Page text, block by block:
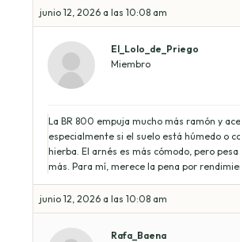
junio 12, 2026 a las 10:08 am
El_Lolo_de_Priego
Miembro
La BR 800 empuja mucho más ramón y
especialmente si el suelo está húmedo o
hierba. El arnés es más cómodo, pero
más. Para mí, merece la pena por
junio 12, 2026 a las 10:08 am
Rafa_Baena